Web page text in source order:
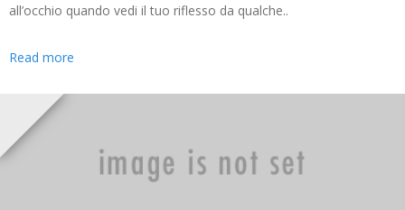
all’occhio quando vedi il tuo riflesso da qualche..
Read more